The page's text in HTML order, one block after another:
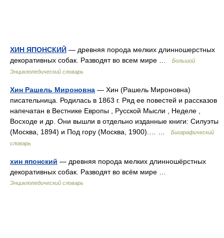
ХИН ЯПОНСКИЙ — древняя порода мелких длинношерстных
декоративных собак. Разводят во всем мире …
Большой
Энциклопедический словарь
Хин Рашель Мироновна — Хин (Рашель Мироновна)
писательница. Родилась в 1863 г. Ряд ее повестей и рассказов
напечатан в Вестнике Европы , Русской Мысли , Неделе ,
Восходе и др. Они вышли в отдельно изданные книги: Силуэты
(Москва, 1894) и Под гору (Москва, 1900).… …
Биографический
словарь
хин японский — древняя порода мелких длинношёрстных
декоративных собак. Разводят во всём мире …
Энциклопедический словарь